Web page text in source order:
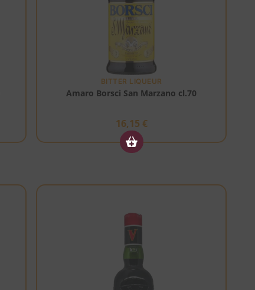
BITTER LIQUEUR
Amaro Borsci San Marzano cl.70
16,15 €